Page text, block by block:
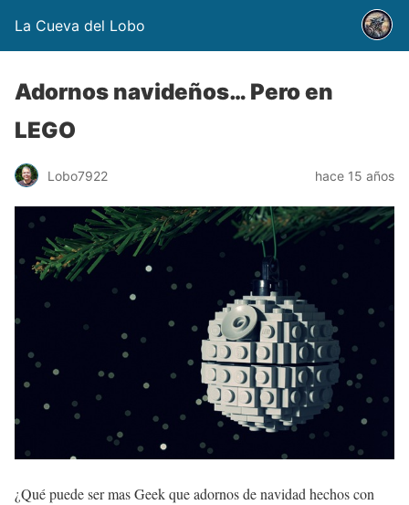
La Cueva del Lobo
Adornos navideños… Pero en
LEGO
Lobo7922 hace 15 años
¿Qué puede ser mas Geek que adornos de navidad hechos con